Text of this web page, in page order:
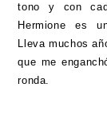
tono y con
Hermione es
Lleva muchos
que me
ronda.